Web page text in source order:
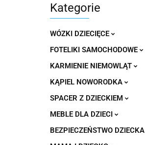
Kategorie
WÓZKI DZIECIĘCE
FOTELIKI SAMOCHODOWE
KARMIENIE NIEMOWLĄT
KĄPIEL NOWORODKA
SPACER Z DZIECKIEM
MEBLE DLA DZIECI
BEZPIECZEŃSTWO DZIECKA